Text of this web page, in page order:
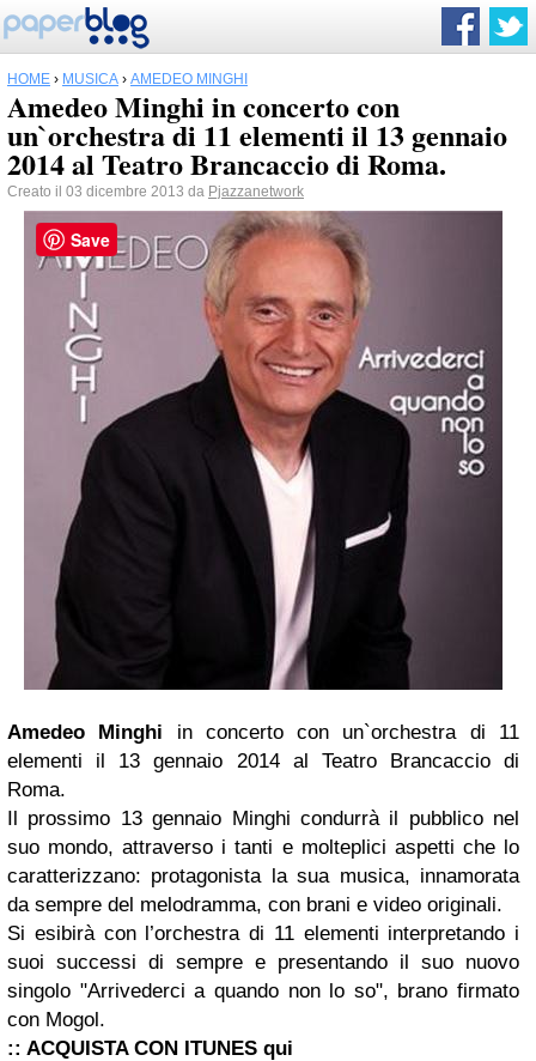
HOME › MUSICA › AMEDEO MINGHI
Amedeo Minghi in concerto con
un`orchestra di 11 elementi il 13 gennaio
2014 al Teatro Brancaccio di Roma.
Creato il 03 dicembre 2013 da Pjazzanetwork
Amedeo Minghi in concerto con un`orchestra di 11
elementi il 13 gennaio 2014 al Teatro Brancaccio di
Roma.
Il prossimo 13 gennaio Minghi condurrà il pubblico nel
suo mondo, attraverso i tanti e molteplici aspetti che lo
caratterizzano: protagonista la sua musica, innamorata
da sempre del melodramma, con brani e video originali.
Si esibirà con l’orchestra di 11 elementi interpretando i
suoi successi di sempre e presentando il suo nuovo
singolo "Arrivederci a quando non lo so", brano firmato
con Mogol.
:: ACQUISTA CON ITUNES qui
Save